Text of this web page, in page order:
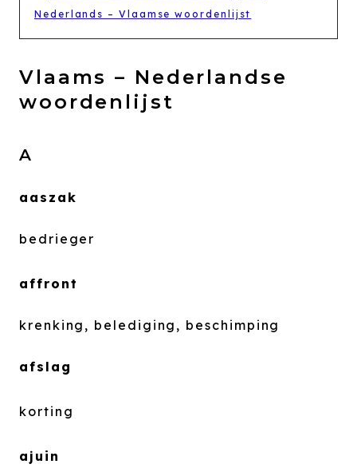
Nederlands – Vlaamse woordenlijst
Vlaams – Nederlandse
woordenlijst
A
aaszak
bedrieger
affront
krenking, belediging, beschimping
afslag
korting
ajuin